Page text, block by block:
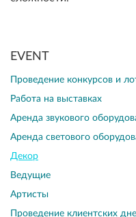
EVENT
Проведение конкурсов и
Работа на выставках
Аренда звукового
Аренда светового
Декор
Ведущие
Артисты
Проведение клиентских